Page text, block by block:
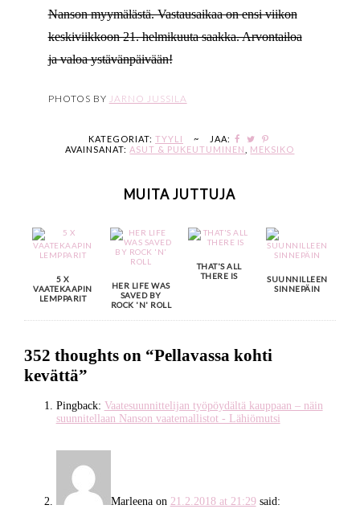
Nanson myymälästä. Vastausaikaa on ensi viikon
keskiviikkoon 21. helmikuuta saakka. Arvontailoa
ja valoa ystävänpäivään!
PHOTOS BY JARNO JUSSILA
KATEGORIAT: TYYLI ~
JAA:
AVAINSANAT: ASUT & PUKEUTUMINEN MEKSIKO
MUITA JUTTUJA
5 X
VAATEKAAPIN
LEMPPARIT
HER LIFE WAS
SAVED BY
ROCK 'N' ROLL
THAT'S ALL
THERE IS
SUUNNILLEEN
SINNEPÄIN
352 thoughts on “Pellavassa kohti
kevättä”
Pingback: Vaatesuunnittelijan työpöydältä kauppaan – näin
suunnitellaan Nanson vaatemallistot - Lähiömutsi
Marleenaon 21.2.2018 at 21:29 said: